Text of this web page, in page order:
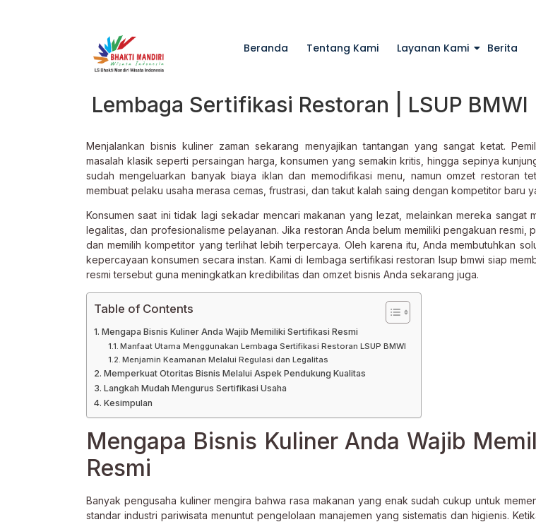
Beranda Tentang Kami Layanan Kami Berita
Lembaga Sertifikasi Restoran | LSUP BMWI
Menjalankan bisnis kuliner zaman sekarang menyajikan tantangan yang sangat ketat.
masalah klasik seperti persaingan harga, konsumen yang semakin kritis, hingga sepinya
sudah mengeluarkan banyak biaya iklan dan memodifikasi menu, namun omzet restoran
membuat pelaku usaha merasa cemas, frustrasi, dan takut kalah saing dengan kompetitor baru
Konsumen saat ini tidak lagi sekadar mencari makanan yang lezat, melainkan mereka sangat
legalitas, dan profesionalisme pelayanan. Jika restoran Anda belum memiliki pengakuan resmi,
dan memilih kompetitor yang terlihat lebih terpercaya. Oleh karena itu, Anda membutuhkan
kepercayaan konsumen secara instan. Kami di lembaga sertifikasi restoran lsup bmwi siap
resmi tersebut guna meningkatkan kredibilitas dan omzet bisnis Anda sekarang juga.
Table of Contents
Mengapa Bisnis Kuliner Anda Wajib Memiliki Sertifikasi Resmi
Manfaat Utama Menggunakan Lembaga Sertifikasi Restoran LSUP BMWI
Menjamin Keamanan Melalui Regulasi dan Legalitas
Memperkuat Otoritas Bisnis Melalui Aspek Pendukung Kualitas
Langkah Mudah Mengurus Sertifikasi Usaha
Kesimpulan
Mengapa Bisnis Kuliner Anda Wajib
Resmi
Banyak pengusaha kuliner mengira bahwa rasa makanan yang enak sudah cukup untuk
standar industri pariwisata menuntut pengelolaan manajemen yang sistematis dan higienis.